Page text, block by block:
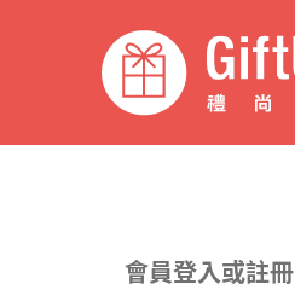
會員登入或註冊